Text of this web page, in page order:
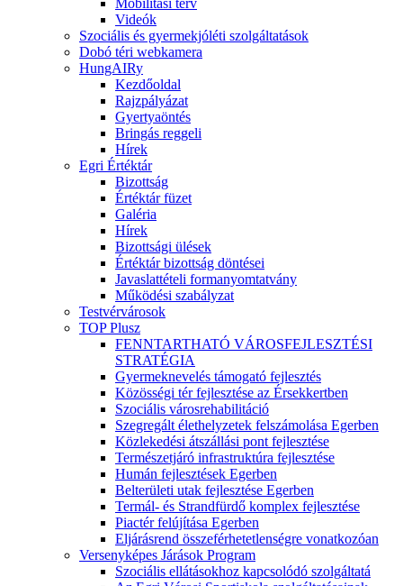
Videók
Szociális és gyermekjóléti szolgáltatások
Dobó téri webkamera
HungAIRy
Kezdőoldal
Rajzpályázat
Gyertyaöntés
Bringás reggeli
Hírek
Egri Értéktár
Bizottság
Értéktár füzet
Galéria
Hírek
Bizottsági ülések
Értéktár bizottság döntései
Javaslattételi formanyomtatvány
Működési szabályzat
Testvérvárosok
TOP Plusz
FENNTARTHATÓ VÁROSFEJLESZTÉSI
STRATÉGIA
Gyermeknevelés támogató fejlesztés
Közösségi tér fejlesztése az Érsekkertben
Szociális városrehabilitáció
Szegregált élethelyzetek felszámolása Egerben
Közlekedési átszállási pont fejlesztése
Természetjáró infrastruktúra fejlesztése
Humán fejlesztések Egerben
Belterületi utak fejlesztése Egerben
Termál- és Strandfürdő komplex fejlesztése
Piactér felújítása Egerben
Eljárásrend összeférhetetlenségre vonatkozóan
Versenyképes Járások Program
Szociális ellátásokhoz kapcsolódó szolgáltatá